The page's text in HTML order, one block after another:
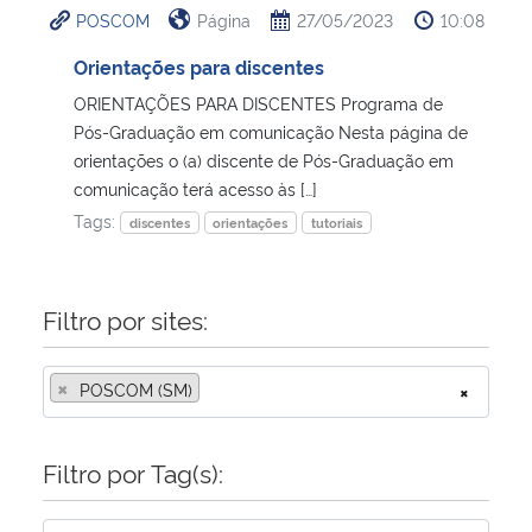
Ministério da Cidadania
Ministério de Minas e Energia
Ministério da Ciência, Tecnologia, Inovações e Comunicações
Ministério do Turismo
Ministério do Desenvolvimento Regional
Controladoria-Geral da União
Ministério da Mulher, da Família e dos Direitos Humanos
POSCOM Página 27/05/2023 10:08
Orientações para discentes
ORIENTAÇÕES PARA DISCENTES Programa de
Pós-Graduação em comunicação Nesta página de
orientações o (a) discente de Pós-Graduação em
comunicação terá acesso às […]
Tags:
discentes orientações tutoriais
Filtro por sites:
×
× POSCOM (SM)
Filtro por Tag(s):